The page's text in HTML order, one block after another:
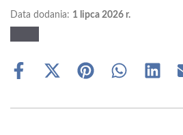
Data dodania: 1 lipca 2026 r.
Share
Share
(Twitter)
Share Share Share